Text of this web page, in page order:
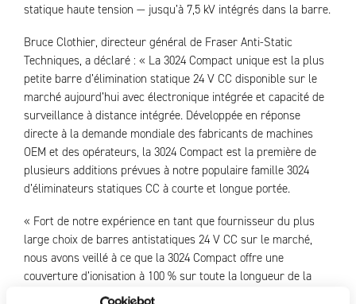
statique haute tension — jusqu’à 7,5 kV intégrés dans la barre.
Bruce Clothier, directeur général de Fraser Anti-Static
Techniques, a déclaré : « La 3024 Compact unique est la plus
petite barre d’élimination statique 24 V CC disponible sur le
marché aujourd’hui avec électronique intégrée et capacité de
surveillance à distance intégrée. Développée en réponse
directe à la demande mondiale des fabricants de machines
OEM et des opérateurs, la 3024 Compact est la première de
plusieurs additions prévues à notre populaire famille 3024
d’éliminateurs statiques CC à courte et longue portée.
« Fort de notre expérience en tant que fournisseur du plus
large choix de barres antistatiques 24 V CC sur le marché,
nous avons veillé à ce que la 3024 Compact offre une
couverture d’ionisation à 100 % sur toute la longueur de la
barre. Elle a une distance de fonctionnement optimale de 20